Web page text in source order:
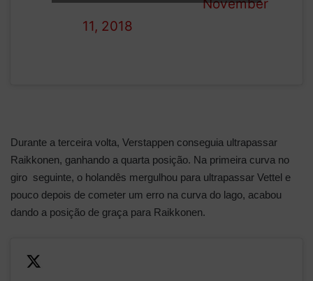
— Formula 1 (@F1)November
11, 2018
Durante a terceira volta, Verstappen conseguia ultrapassar
Raikkonen, ganhando a quarta posição. Na primeira curva no
giro seguinte, o holandês mergulhou para ultrapassar Vettel e
pouco depois de cometer um erro na curva do lago, acabou
dando a posição de graça para Raikkonen.